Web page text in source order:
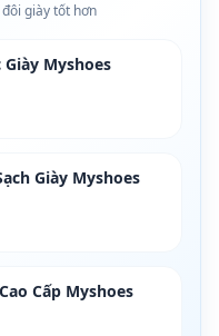
giày tốt hơn
Giày Myshoes
Giày Myshoes
Cấp Myshoes